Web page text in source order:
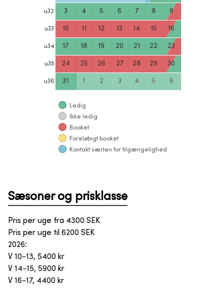
u32 3 4 5 6 7 8 9
u33 10 11 12 13 14 15 16
u34 17 18 19 20 21 22 23
u35 24 25 26 27 28 29 30
u36 31 1 2 3 4 5 6
Ledig
Ikke ledig
Booket
Foreløbigt booket
Kontakt værten for tilgængelighed
Sæsoner og prisklasse
Pris per uge fra 4300 SEK
Pris per uge til 6200 SEK
2026:
V 10-13, 5400 kr
V 14-15, 5900 kr
V 16-17, 4400 kr